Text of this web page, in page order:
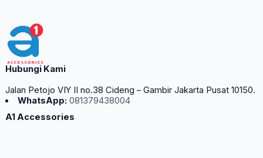
Hubungi Kami
Jalan Petojo VIY II no.38 Cideng – Gambir Jakarta Pusat 10150.
WhatsApp: 081379438004
A1 Accessories